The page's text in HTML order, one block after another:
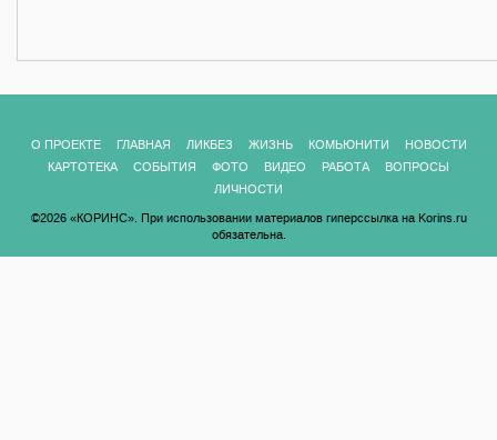
О ПРОЕКТЕ ГЛАВНАЯ ЛИКБЕЗ ЖИЗНЬ КОМЬЮНИТИ
НОВОСТИ
КАРТОТЕКА
СОБЫТИЯ ФОТО ВИДЕО РАБОТА
ВОПРОСЫ
ЛИЧНОСТИ
©2026 «КОРИНС». При использовании материалов гиперссылка на Korins.ru
обязательна.